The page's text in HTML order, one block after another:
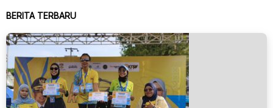
BERITA TERBARU